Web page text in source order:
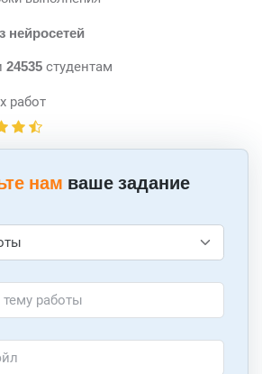
нейросетей
24535 студентам
работ
нам ваше задание